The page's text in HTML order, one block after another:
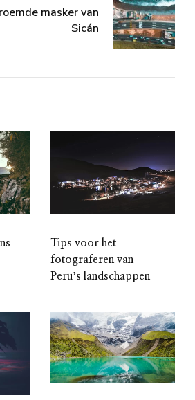
masker van
Sicán
Tips voor het
fotograferen van
Peruʼs landschappen